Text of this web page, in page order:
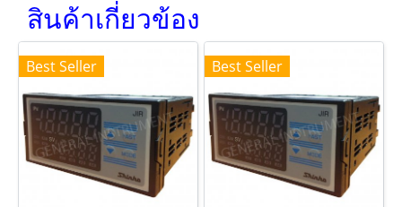
สินค้าเกี่ยวข้อง
Best Seller Best Seller